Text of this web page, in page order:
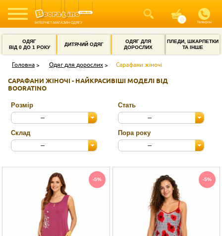
ІНТЕРНЕТ-МАГАЗИН ОДЯГУ Телефон
ОДЯГ
ВІД 0 ДО 1 РОКУ
ДИТЯЧИЙ ОДЯГ
ОДЯГ ДЛЯ
ДОРОСЛИХ
ПЛЕДИ, ШКАРПЕТКИ
ТА ІНШЕ
Головна Одяг для дорослих Сарафани жіночі
САРАФАНИ ЖІНОЧІ - НАЙКРАСИВІШІ МОДЕЛІ ВІД
BOORATINO
Розмір
--
Стать
--
Склад
--
Пора року
--
-5% -5%